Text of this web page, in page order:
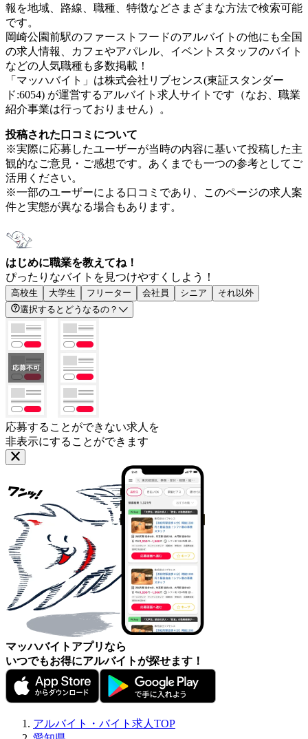
報を地域、路線、職種、特徴などさまざまな方法で検索可能
です。
岡崎公園前駅のファーストフードのアルバイトの他にも全国
の求人情報、カフェやアパレル、イベントスタッフのバイト
などの人気職種も多数掲載！
「マッハバイト」は株式会社リブセンス(東証スタンダー
ド:6054) が運営するアルバイト求人サイトです（なお、職業
紹介事業は行っておりません）。
投稿された口コミについて
※実際に応募したユーザーが当時の内容に基いて投稿した主
観的なご意見・ご感想です。あくまでも一つの参考としてご
活用ください。
※一部のユーザーによる口コミであり、このページの求人案
件と実態が異なる場合もあります。
はじめに職業を教えてね！
ぴったりなバイトを見つけやすくしよう！
高校生 大学生 フリーター 会社員 シニア
それ以外
選択するとどうなるの？
応募することができない求人を
非表示にすることができます
マッハバイトアプリなら
いつでもお得にアルバイトが探せます！
アルバイト・バイト求人TOP